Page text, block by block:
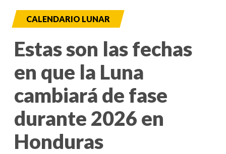
CALENDARIO LUNAR
Estas son las fechas
en que la Luna
cambiará de fase
durante 2026 en
Honduras